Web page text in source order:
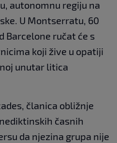
autonomnu regiju na
U Montserratu, 60
Barcelone ručat će s
koji žive u opatiji
unutar litica
članica obližnje
časnih
da njezina grupa nije